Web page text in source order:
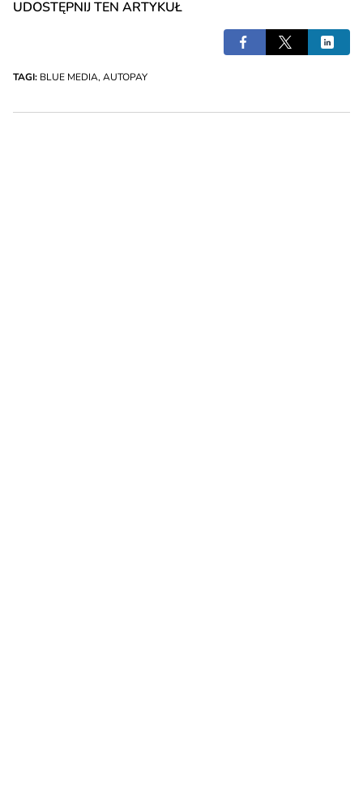
UDOSTĘPNIJ TEN ARTYKUŁ
TAGI: BLUE MEDIA, AUTOPAY